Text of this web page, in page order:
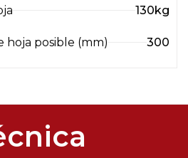
130kg
hoja posible (mm) 300